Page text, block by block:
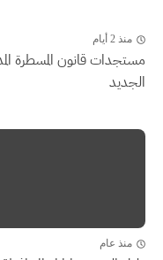
منذ 2 أيام
مستجدات قانون المسطرة
الجديد
منذ عام